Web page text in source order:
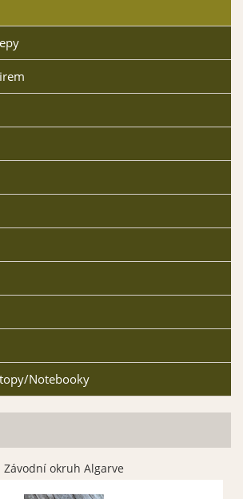
matná
matná
061
Zelená limetková
matná 063
Notebooky
Závodní okruh Algarve